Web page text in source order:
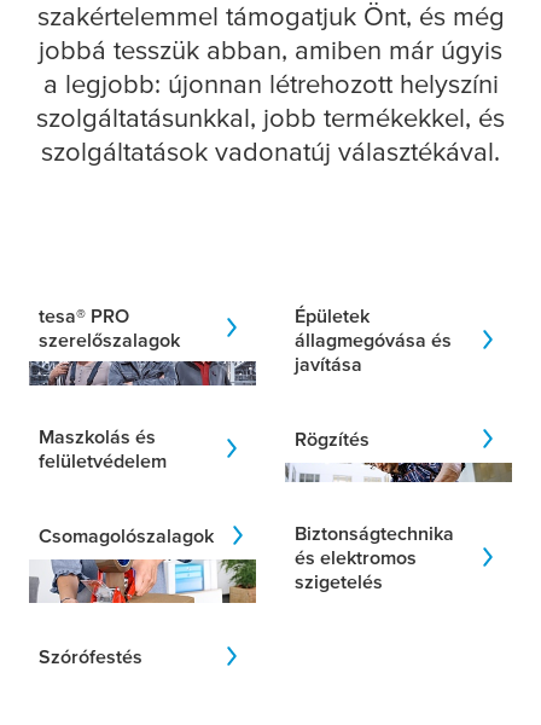
szakértelemmel támogatjuk Önt, és még
jobbá tesszük abban, amiben már úgyis
a legjobb: újonnan létrehozott helyszíni
szolgáltatásunkkal, jobb termékekkel, és
szolgáltatások vadonatúj választékával.
tesa® PRO
szerelőszalagok
Épületek
állagmegóvása és
javítása
Maszkolás és
felületvédelem
Rögzítés
Csomagolószalagok
Biztonságtechnika
és elektromos
szigetelés
Szórófestés